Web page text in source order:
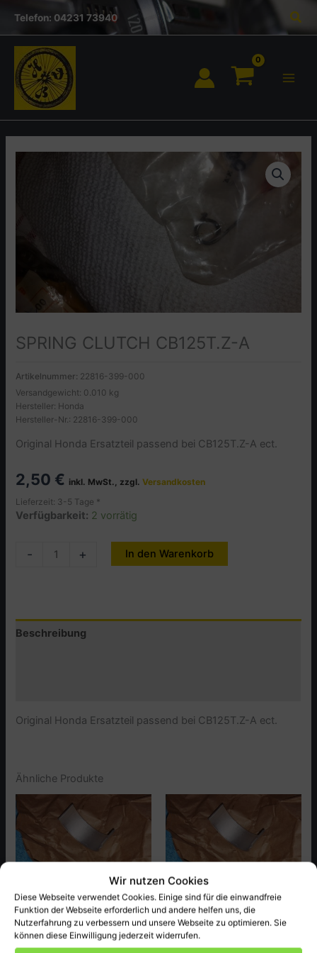
Wir nutzen Cookies
Diese Webseite verwendet Cookies. Einige sind für die einwandfreie
Funktion der Webseite erforderlich und andere helfen uns, die
Nutzerfahrung zu verbessern und unsere Webseite zu optimieren. Sie
können diese Einwilligung jederzeit widerrufen.
springen
Inhalt
Telefon: 04231 73940
SPRING CLUTCH CB125T.Z-A
Artikelnummer: 22816-399-000
Versandgewicht: 0.010 kg
Hersteller: Honda
Hersteller-Nr.: 22816-399-000
Original Honda Ersatzteil passend bei CB125T.Z-A ect.
2,50 € inkl. MwSt., zzgl.Versandkosten
Lieferzeit: 3-5 Tage *
Verfügbarkeit: 2 vorrätig
-
Menge
+ In den Warenkorb
Beschreibung
Original Honda Ersatzteil passend bei CB125T.Z-A ect.
Ähnliche Produkte